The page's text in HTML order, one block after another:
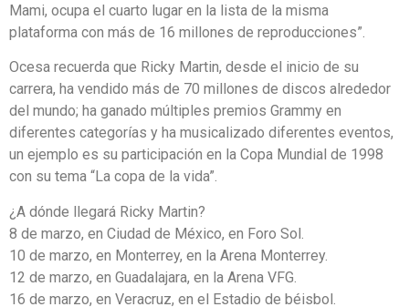
Mami, ocupa el cuarto lugar en la lista de la misma
plataforma con más de 16 millones de reproducciones”.
Ocesa recuerda que Ricky Martin, desde el inicio de su
carrera, ha vendido más de 70 millones de discos alrededor
del mundo; ha ganado múltiples premios Grammy en
diferentes categorías y ha musicalizado diferentes eventos,
un ejemplo es su participación en la Copa Mundial de 1998
con su tema “La copa de la vida”.
¿A dónde llegará Ricky Martin?
8 de marzo, en Ciudad de México, en Foro Sol.
10 de marzo, en Monterrey, en la Arena Monterrey.
12 de marzo, en Guadalajara, en la Arena VFG.
16 de marzo, en Veracruz, en el Estadio de béisbol.